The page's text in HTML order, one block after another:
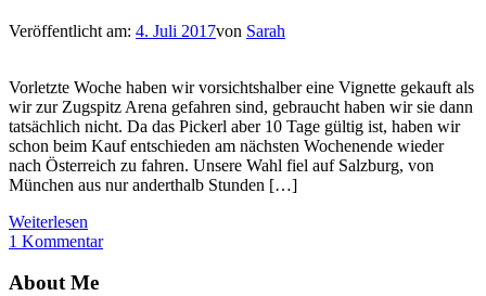
Veröffentlicht am: 4. Juli 2017von Sarah
Vorletzte Woche haben wir vorsichtshalber eine Vignette gekauft als
wir zur Zugspitz Arena gefahren sind, gebraucht haben wir sie dann
tatsächlich nicht. Da das Pickerl aber 10 Tage gültig ist, haben wir
schon beim Kauf entschieden am nächsten Wochenende wieder
nach Österreich zu fahren. Unsere Wahl fiel auf Salzburg, von
München aus nur anderthalb Stunden […]
Weiterlesen
1 Kommentar
About Me